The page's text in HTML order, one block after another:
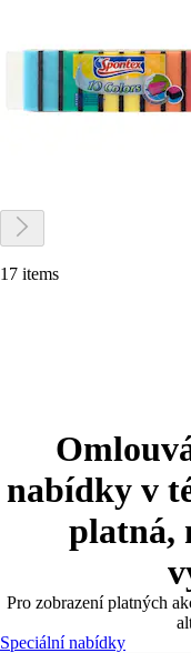
17 items
nabídky v
platná,
Pro zobrazení platných
Speciální nabídky